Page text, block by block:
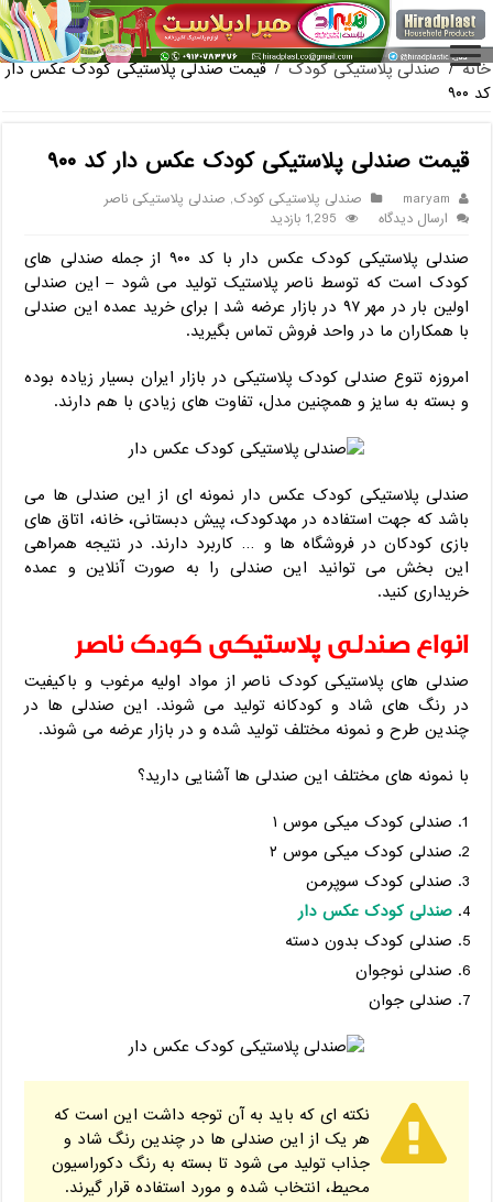
فروش گلدان پلاستیکی گلخانه به صورت آنلاین
خانه / صندلی پلاستیکی کودک / قیمت صندلی پلاستیکی کودک عکس دار
کد ۹۰۰
قیمت صندلی پلاستیکی کودک عکس دار کد ۹۰۰
maryam صندلی پلاستیکی کودک, صندلی پلاستیکی ناصر
ارسال دیدگاه
1,295 بازدید
صندلی پلاستیکی کودک عکس دار با کد ۹۰۰ از جمله صندلی های
کودک است که توسط ناصر پلاستیک تولید می شود – این صندلی
اولین بار در مهر ۹۷ در بازار عرضه شد | برای خرید عمده این صندلی
با همکاران ما در واحد فروش تماس بگیرید.
امروزه تنوع صندلی کودک پلاستیکی در بازار ایران بسیار زیاده بوده
و بسته به سایز و همچنین مدل، تفاوت های زیادی با هم دارند.
صندلی پلاستیکی کودک عکس دار نمونه ای از این صندلی ها می
باشد که جهت استفاده در مهدکودک، پیش دبستانی، خانه، اتاق های
بازی کودکان در فروشگاه ها و … کاربرد دارند. در نتیجه همراهی
این بخش می توانید این صندلی را به صورت آنلاین و عمده
خریداری کنید.
انواع صندلی پلاستیکی کودک ناصر
صندلی های پلاستیکی کودک ناصر از مواد اولیه مرغوب و باکیفیت
در رنگ های شاد و کودکانه تولید می شوند. این صندلی ها در
چندین طرح و نمونه مختلف تولید شده و در بازار عرضه می شوند.
با نمونه های مختلف این صندلی ها آشنایی دارید؟
صندلی کودک میکی موس ۱
صندلی کودک میکی موس ۲
صندلی کودک سوپرمن
صندلی کودک عکس دار
صندلی کودک بدون دسته
صندلی نوجوان
صندلی جوان
نکته ای که باید به آن توجه داشت این است که
هر یک از این صندلی ها در چندین رنگ شاد و
جذاب تولید می شود تا بسته به رنگ دکوراسیون
محیط، انتخاب شده و مورد استفاده قرار گیرند.